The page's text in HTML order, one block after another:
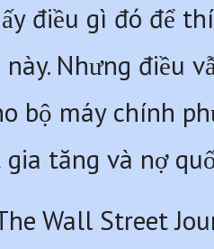
điều gì đó để
Nhưng điều
bộ máy chính
tăng và nợ
Wall Street